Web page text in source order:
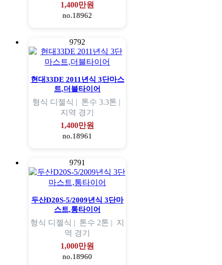
1,400만원
no.18962
9792
현대33DE 2011년식 3단마스
트,더블타이어
형식 디젤식 | 톤수 3.3톤 |
지역 경기
1,400만원
no.18961
9791
두산D20S-5/2009년식 3단마
스트,통타이어
형식 디젤식 | 톤수 2톤 | 지
역 경기
1,000만원
no.18960